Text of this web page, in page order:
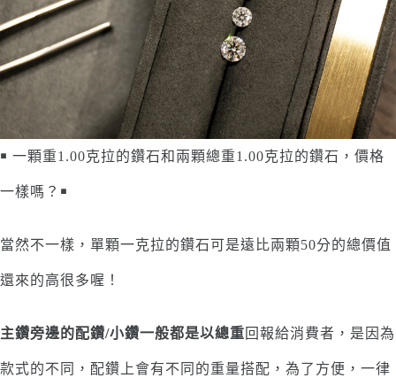
￭ 一顆重1.00克拉的鑽石和兩顆總重1.00克拉的鑽石，價格
一樣嗎？￭
當然不一樣，單顆一克拉的鑽石可是遠比兩顆50分的總價值
還來的高很多喔！
主鑽旁邊的配鑽/小鑽一般都是以總重 回報給消費者，是因為
款式的不同，配鑽上會有不同的重量搭配，為了方便，一律